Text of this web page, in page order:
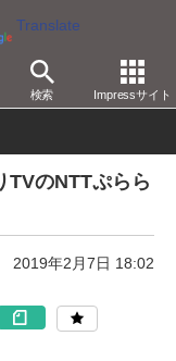
Translate
検索 Impressサイト
ひかりTV
TVのNTTぷらら
2019年2月7日 18:02